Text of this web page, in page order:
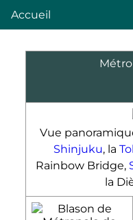
Accueil
Vue
Shinjuku, la
Rainbow Bridge,
la